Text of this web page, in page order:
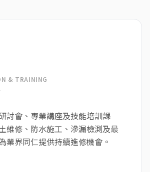
& TRAINING
討會、專業講座及技能培訓課
維修、防水施工、滲漏檢測及最
業界同仁提供持續進修機會。